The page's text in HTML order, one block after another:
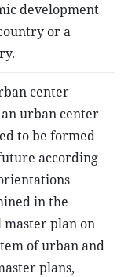
development
or a
center
urban center
to be formed
according
in the
master plan on
of urban and
plans,